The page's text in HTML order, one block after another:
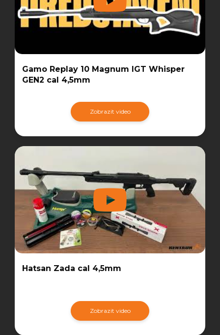
Gamo Replay 10 Magnum IGT Whisper
GEN2 cal 4,5mm
Zobrazit video
Hatsan Zada cal 4,5mm
Zobrazit video